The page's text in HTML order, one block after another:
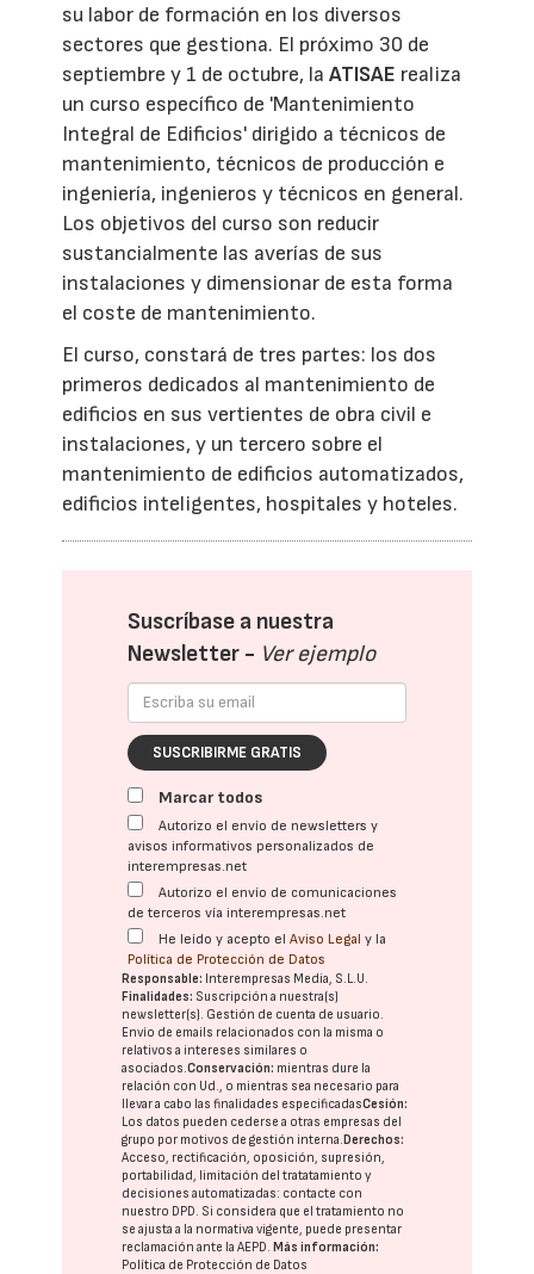
su labor de formación en los diversos
sectores que gestiona. El próximo 30 de
septiembre y 1 de octubre, laATISAE realiza
un curso específico de 'Mantenimiento
Integral de Edificios' dirigido a técnicos de
mantenimiento, técnicos de producción e
ingeniería, ingenieros y técnicos en general.
Los objetivos del curso son reducir
sustancialmente las averías de sus
instalaciones y dimensionar de esta forma
el coste de mantenimiento.
El curso, constará de tres partes: los dos
primeros dedicados al mantenimiento de
edificios en sus vertientes de obra civil e
instalaciones, y un tercero sobre el
mantenimiento de edificios automatizados,
edificios inteligentes, hospitales y hoteles.
Suscríbase a nuestra
Newsletter - Ver ejemplo
SUSCRIBIRME GRATIS
Marcar todos
Autorizo el envío de newsletters y
avisos informativos personalizados de
interempresas.net
Autorizo el envío de comunicaciones
de terceros vía interempresas.net
He leído y acepto elAviso Legal y la
Política de Protección de Datos
Responsable: Interempresas Media, S.L.U.
Finalidades: Suscripción a nuestra(s)
newsletter(s). Gestión de cuenta de usuario.
Envío de emails relacionados con la misma o
relativos a intereses similares o
asociados.Conservación: mientras dure la
relación con Ud., o mientras sea necesario para
llevar a cabo las finalidades especificadasCesión:
Los datos pueden cederse a otras empresas del
grupo por motivos de gestión interna.Derechos:
Acceso, rectificación, oposición, supresión,
portabilidad, limitación del tratatamiento y
decisiones automatizadas: contacte con
nuestro DPD. Si considera que el tratamiento no
se ajusta a la normativa vigente, puede presentar
reclamación ante laAEPD.Más información:
Política de Protección de Datos